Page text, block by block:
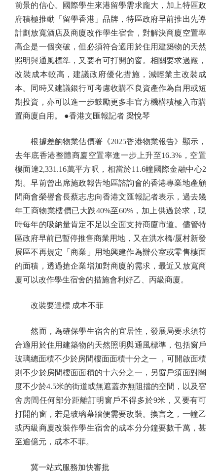
前景的信心。國際學生來港留學需求龐大，加上特區政
府積極推動「留學香港」品牌，特區政府早前推出先導
計劃放寬酒店及商廈改作學生宿舍，對解決商廈空置率
高企是一個突破，但必須符合適用於住用建築物的天然
照明與通風標準，又要有可打開的窗。相關要求過嚴，
改裝成本較高，建議政府優化措施，減輕業主改裝成
本。同時又建議銀行可考慮收購不良資產作為自用或短
期投資，亦可以進一步鼓勵更多非官方機構積極入市購
置商廈自用。 ●香港文匯報記者 梁悅琴
根據差餉物業估價署《2025香港物業報告》顯示，
去年底香港整體商廈空置率進一步上升至16.3%，空置
樓面達2,331.16萬平方呎，相當於11.6幢國際金融中心2
期。早前曾出席施政報告地區諮詢會的香港專業地產顧
問商會榮譽會長蔡志忠向香港文匯報記者表示，過去幾
年工商物業樓價已大跌40%至60%，加上供過於求，現
時每年的吸納量肯定不足以全面支持商廈市道。儘管特
區政府早前已暫停推售商業用地，又在洪水橋/厦村新發
展區不再規定「商業」用地興建作為辦公室或零售樓面
的面積，透過搶企業增加對商廈的需求，最近又放寬商
廈可以改作學生宿舍的措施會利好乙、丙級商廈。
改裝要達標 成本不菲
然而，為確保學生宿舍的宜居性，發展局要求須符
合適用於住用建築物的天然照明與通風標準，包括窗戶
玻璃總面積不少於房間樓面面積十分之一 ，可開啟面積
則不少於房間樓面面積的十六分之一，另窗戶須面對闊
度不少於4.5米的街道或無遮蓋亦無阻擋的空間，以及宿
舍房間任何部分距離訂明窗戶不得多於9米，又要有可
打開的窗，若是玻璃幕牆便需要改裝。換言之，一幢乙
或丙級商廈改裝作學生宿舍的成本分分鐘要數千萬，甚
至逾億元，成本不菲。
冀一站式服務加快審批